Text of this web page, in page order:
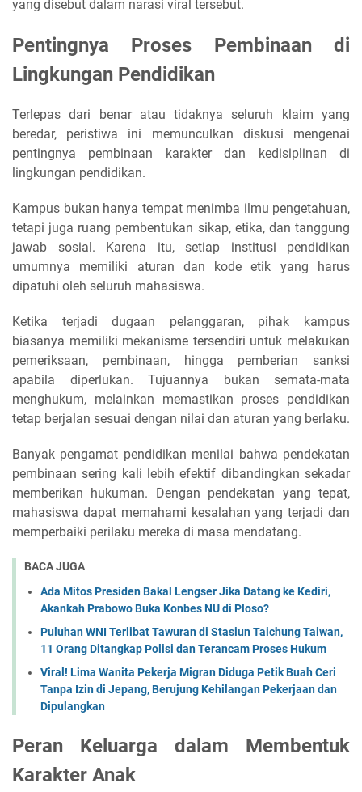
yang disebut dalam narasi viral tersebut.
Pentingnya Proses Pembinaan di
Lingkungan Pendidikan
Terlepas dari benar atau tidaknya seluruh klaim yang
beredar, peristiwa ini memunculkan diskusi mengenai
pentingnya pembinaan karakter dan kedisiplinan di
lingkungan pendidikan.
Kampus bukan hanya tempat menimba ilmu pengetahuan,
tetapi juga ruang pembentukan sikap, etika, dan tanggung
jawab sosial. Karena itu, setiap institusi pendidikan
umumnya memiliki aturan dan kode etik yang harus
dipatuhi oleh seluruh mahasiswa.
Ketika terjadi dugaan pelanggaran, pihak kampus
biasanya memiliki mekanisme tersendiri untuk melakukan
pemeriksaan, pembinaan, hingga pemberian sanksi
apabila diperlukan. Tujuannya bukan semata-mata
menghukum, melainkan memastikan proses pendidikan
tetap berjalan sesuai dengan nilai dan aturan yang berlaku.
Banyak pengamat pendidikan menilai bahwa pendekatan
pembinaan sering kali lebih efektif dibandingkan sekadar
memberikan hukuman. Dengan pendekatan yang tepat,
mahasiswa dapat memahami kesalahan yang terjadi dan
memperbaiki perilaku mereka di masa mendatang.
BACA JUGA
Ada Mitos Presiden Bakal Lengser Jika Datang ke Kediri,
Akankah Prabowo Buka Konbes NU di Ploso?
Puluhan WNI Terlibat Tawuran di Stasiun Taichung Taiwan,
11 Orang Ditangkap Polisi dan Terancam Proses Hukum
Viral! Lima Wanita Pekerja Migran Diduga Petik Buah Ceri
Tanpa Izin di Jepang, Berujung Kehilangan Pekerjaan dan
Dipulangkan
Peran Keluarga dalam Membentuk
Karakter Anak